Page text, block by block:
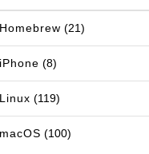
Homebrew (21)
iPhone (8)
Linux (119)
macOS (100)